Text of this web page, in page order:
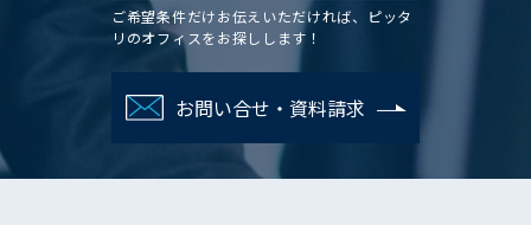
ご希望条件だけお伝えいただければ、ピッタ
リのオフィスをお探しします！
お問い合せ・資料請求